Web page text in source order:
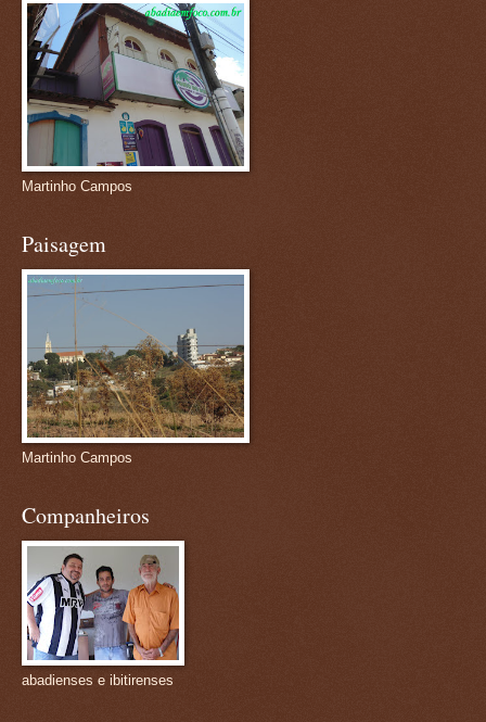
Martinho Campos
Paisagem
Martinho Campos
Companheiros
abadienses e ibitirenses